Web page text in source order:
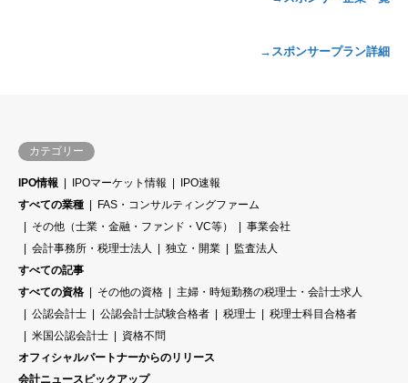
→スポンサープラン詳細
カテゴリー
IPO情報 IPOマーケット情報
IPO速報
すべての業種
FAS・コンサルティングファーム
その他（士業・金融・ファンド・VC等）
事業会社
会計事務所・税理士法人
独立・開業
監査法人
すべての記事
すべての資格
その他の資格
主婦・時短勤務の税理士・会計士求人
公認会計士
公認会計士試験合格者 税理士
税理士科目合格者
米国公認会計士
資格不問
オフィシャルパートナーからのリリース
会計ニュースピックアップ